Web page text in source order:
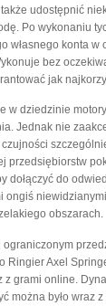
udostępnić
Po wykonaniu
konta w
bez
jak
w dziedzinie
Jednak nie
przedsiębiorstw
dołączyć do
ongiś
obszarach.
Ringier Axel
z grami online.
można było wraz